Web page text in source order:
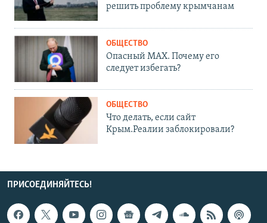
решить проблему крымчанам
ОБЩЕСТВО
Опасный MAX. Почему его
следует избегать?
ОБЩЕСТВО
Что делать, если сайт
Крым.Реалии заблокировали?
ПРИСОЕДИНЯЙТЕСЬ!